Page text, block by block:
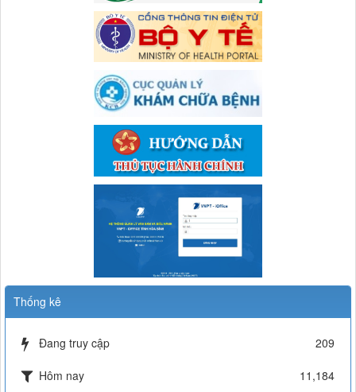
BC người hành nghề không còn làm việc tại TTYTKV Đà Bắc
(Nguyễn Thị Linh)
Thời gian đăng: 05/06/2026
lượt xem: 384 | lượt tải:66
thông báo về việc khám chữa bệnh dịch vụ ngoài giờ
Thời gian đăng: 08/05/2026
lượt xem: 717 | lượt tải:69
Thống kê
Đang truy cập 209
Hôm nay
11,184